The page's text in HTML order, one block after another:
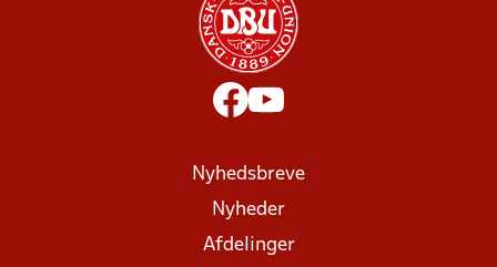
Nyhedsbreve
Nyheder
Afdelinger